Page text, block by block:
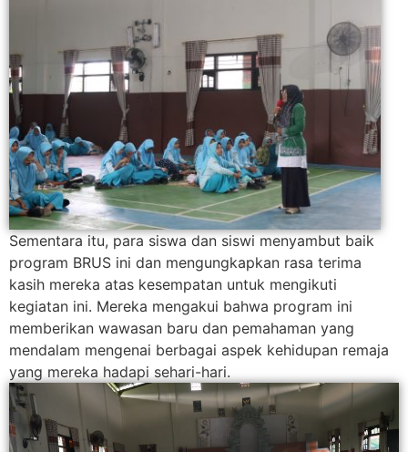
Sementara itu, para siswa dan siswi menyambut baik
program BRUS ini dan mengungkapkan rasa terima
kasih mereka atas kesempatan untuk mengikuti
kegiatan ini. Mereka mengakui bahwa program ini
memberikan wawasan baru dan pemahaman yang
mendalam mengenai berbagai aspek kehidupan remaja
yang mereka hadapi sehari-hari.